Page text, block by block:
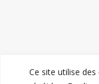
Ce site utilise